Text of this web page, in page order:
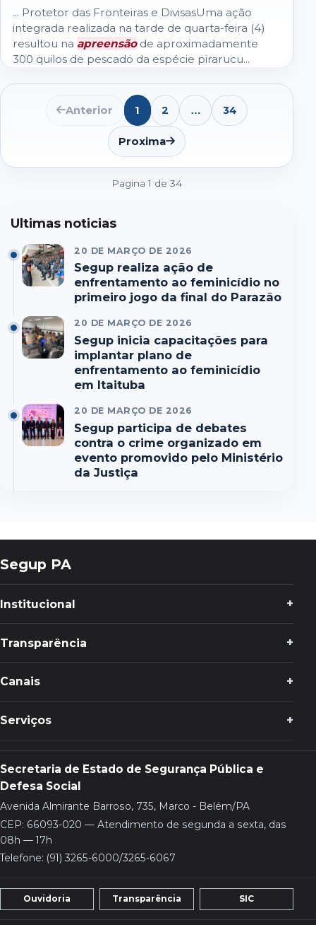
... Protetor das Fronteiras e DivisasUma ação
integrada realizada na tarde de quarta-feira (4)
resultou na apreensãode aproximadamente
300 quilos de pescado da espécie pirarucu...
Anterior 1 2 …Abrir
lista
34
Proxima
Pagina 1 de 34
Ultimas noticias
20 DE MARÇO DE 2026
Segup realiza ação de
enfrentamento ao feminicídio no
primeiro jogo da final do Parazão
20 DE MARÇO DE 2026
Segup inicia capacitações para
implantar plano de
enfrentamento ao feminicídio
em Itaituba
20 DE MARÇO DE 2026
Segup participa de debates
contra o crime organizado em
evento promovido pelo Ministério
da Justiça
Segup PA
Institucional
Transparência
Canais
Serviços
Secretaria de Estado de Segurança Pública e
Defesa Social
Avenida Almirante Barroso, 735, Marco - Belém/PA
CEP: 66093-020 — Atendimento de segunda a sexta, das
08h — 17h
Telefone: (91) 3265-6000/3265-6067
Ouvidoria Transparência SIC